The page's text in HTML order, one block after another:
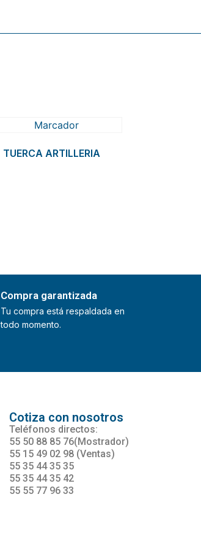
TUERCA ARTILLERIA
Compra garantizada
Tu compra está respaldada en
todo momento.
Cotiza con nosotros
Teléfonos directos:
55 50 88 85 76(Mostrador)
55 15 49 02 98 (Ventas)
55 35 44 35 35
55 35 44 35 42
55 55 77 96 33